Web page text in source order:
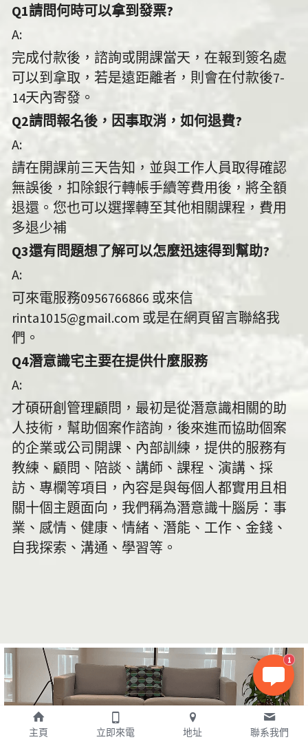
Q1請問何時可以拿到發票?
A:
完成付款後，諮詢或開課當天，在報到簽名處
可以到拿取，若是遠距離者，則會在付款後7-
14天內寄發。
Q2請問報名後，因事取消，如何退費?
A:
請在開課前三天告知，並與工作人員取得確認
無誤後，扣除銀行轉帳手續等費用後，將全額
退還。您也可以選擇轉至其他相關課程，費用
多退少補
Q3還有問題想了解可以怎麼迅速得到幫助?
A:
可來電服務0956766866 或來信
rinta1015@gmail.com 或是在網頁留言聯絡我
們。
Q4潛意識宅主要在提供什麼服務
A:
才碩研創管理顧問，最初是從潛意識相關的助
人技術，幫助個案作諮詢，後來進而協助個案
的企業或公司開課、內部訓練，提供的服務有
教練、顧問、陪談、講師、課程、演講、採
訪、專欄等項目，內容是與每個人都實用且相
關十個主題面向，我們稱為潛意識十腦房：事
業、感情、健康、情緒、潛能、工作、金錢、
自我探索、溝通、學習等。
主頁 立即來電 地址 聯系我們
1